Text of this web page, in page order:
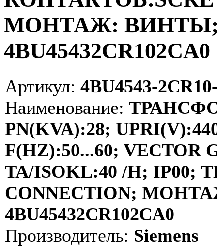
МОНТАЖ: ВИНТЫ;
Артикул: 4BU4543-
Наименование:
PN(KVA):28;
F(HZ):50...60; VECTOR
TA/ISOKL:40 /H;
CONNECTION;
4BU45432CR102CA0
Производитель: Siemens